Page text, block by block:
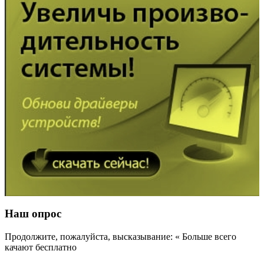
Наш опрос
Продолжите, пожалуйста, высказывание: « Больше всего
качают бесплатно